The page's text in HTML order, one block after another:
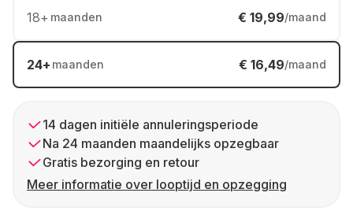
18+ maanden € 19,99/maand
24+ maanden € 16,49/maand
14 dagen initiële annuleringsperiode
Na 24 maanden maandelijks opzegbaar
Gratis bezorging en retour
Meer informatie over looptijd en opzegging